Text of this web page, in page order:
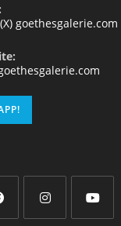
goethesgalerie.com